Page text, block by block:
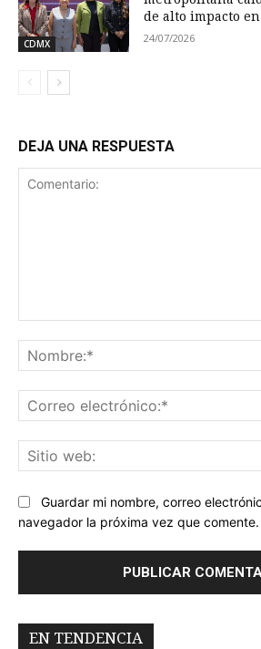
CDMX
de alto impacto en
24/07/2026
DEJA UNA RESPUESTA
Guardar mi nombre, correo
navegador la próxima vez que comente.
EN TENDENCIA